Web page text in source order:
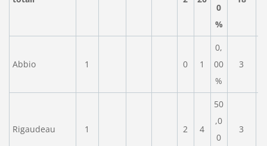
0
%
Abbio 1 0 1
0,
00
%
3
Rigaudeau 1 2 4
50
,0
0
3